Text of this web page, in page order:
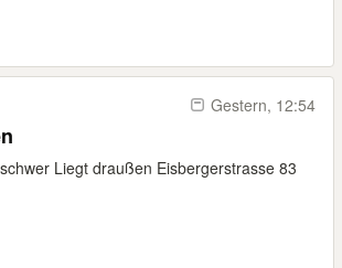
Gestern, 12:54
Liegt draußen Eisbergerstrasse 83